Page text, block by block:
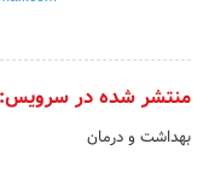
منتشر شده در سرویس:
بهداشت و درمان